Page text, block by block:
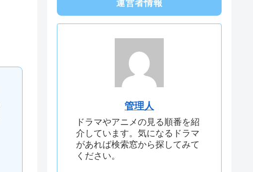
運営者情報
管理人
ドラマやアニメの見る順番を紹
介しています。気になるドラマ
があれば検索窓から探してみて
ください。